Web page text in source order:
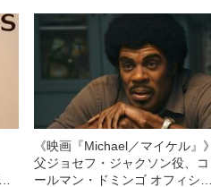
《映画『Michael／マイケル』》
父ジョセフ・ジャクソン役、コ
ールマン・ドミンゴ オフィシャ